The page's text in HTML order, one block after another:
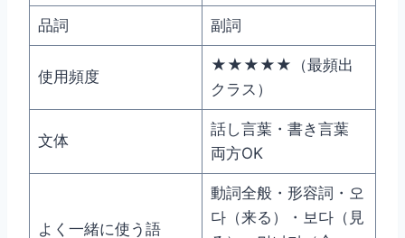
品詞 副詞
使用頻度
★★★★★（最頻出
クラス）
文体
話し言葉・書き言葉
両方OK
よく一緒に使う語
動詞全般・形容詞・오
다（来る）・보다（見